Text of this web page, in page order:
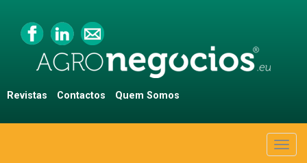
Revistas Contactos Quem Somos